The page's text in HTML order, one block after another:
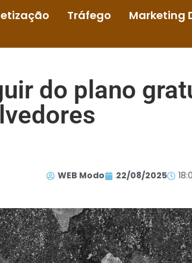
Tráfego
Marketing
do plano
WEB Modo 22/08/2025